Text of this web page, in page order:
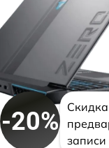
-20%
записи